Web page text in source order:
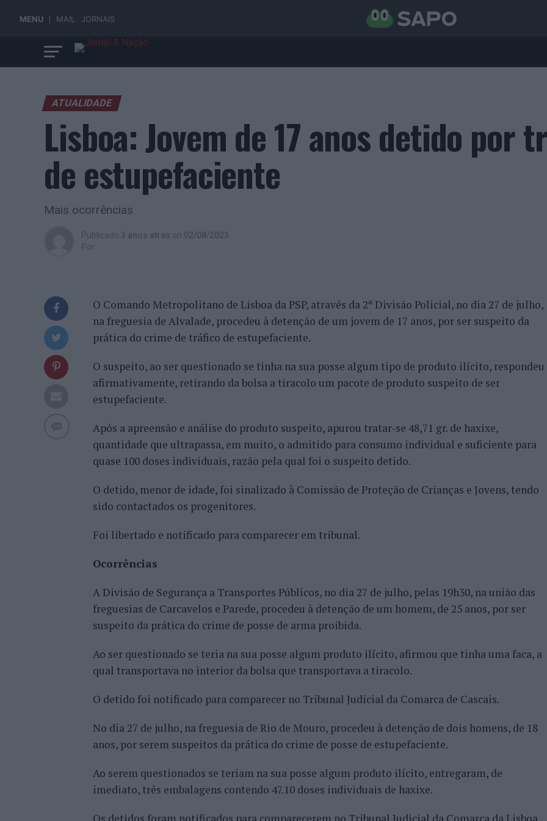
MENU MAIL JORNAIS
ATUALIDADE
Lisboa: Jovem de 17 anos detido por
de estupefaciente
Mais ocorrências
Publicado 3 anos atrás on 02/08/2023
Por
O Comando Metropolitano de Lisboa da PSP, através da 2ª Divisão Policial, no dia 27 de julho,
na freguesia de Alvalade, procedeu à detenção de um jovem de 17 anos, por ser suspeito da
prática do crime de tráfico de estupefaciente.
O suspeito, ao ser questionado se tinha na sua posse algum tipo de produto ilícito, respondeu
afirmativamente, retirando da bolsa a tiracolo um pacote de produto suspeito de ser
estupefaciente.
Após a apreensão e análise do produto suspeito, apurou tratar-se 48,71 gr. de haxixe,
quantidade que ultrapassa, em muito, o admitido para consumo individual e suficiente para
quase 100 doses individuais, razão pela qual foi o suspeito detido.
O detido, menor de idade, foi sinalizado à Comissão de Proteção de Crianças e Jovens, tendo
sido contactados os progenitores.
Foi libertado e notificado para comparecer em tribunal.
Ocorrências
A Divisão de Segurança a Transportes Públicos, no dia 27 de julho, pelas 19h30, na união das
freguesias de Carcavelos e Parede, procedeu à detenção de um homem, de 25 anos, por ser
suspeito da prática do crime de posse de arma proibida.
Ao ser questionado se teria na sua posse algum produto ilícito, afirmou que tinha uma faca, a
qual transportava no interior da bolsa que transportava a tiracolo.
O detido foi notificado para comparecer no Tribunal Judicial da Comarca de Cascais.
No dia 27 de julho, na freguesia de Rio de Mouro, procedeu à detenção de dois homens, de 18
anos, por serem suspeitos da prática do crime de posse de estupefaciente.
Ao serem questionados se teriam na sua posse algum produto ilícito, entregaram, de
imediato, três embalagens contendo 47.10 doses individuais de haxixe.